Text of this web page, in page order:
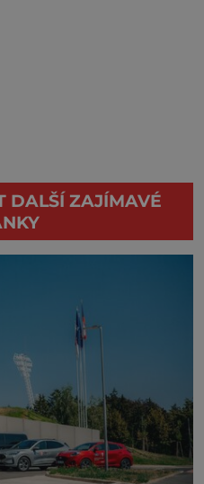
DALŠÍ ZAJÍMAVÉ